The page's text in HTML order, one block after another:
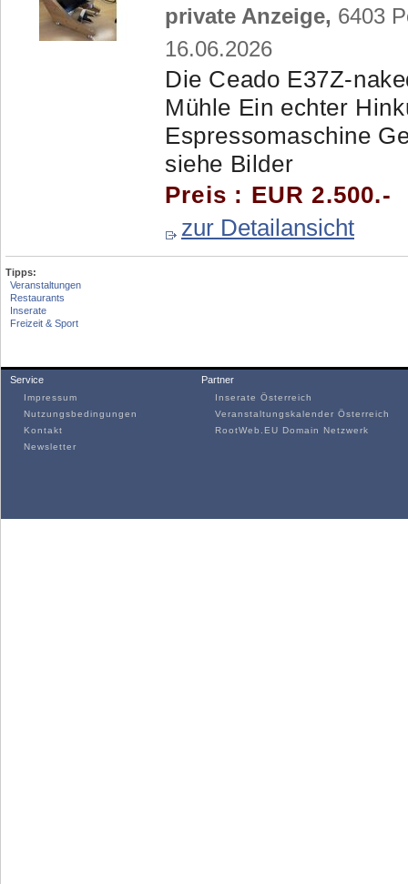
private Anzeige, 6403
16.06.2026
Die Ceado E37Z-
Mühle Ein echter
Espressomaschine
siehe Bilder
Preis : EUR 2.500.-
zur Detailansicht
Tipps:
Veranstaltungen
Restaurants
Inserate
Freizeit & Sport
Service
Impressum
Nutzungsbedingungen
Kontakt
Newsletter
Partner
Inserate Österreich
Veranstaltungskalender Österreich
RootWeb.EU Domain Netzwerk